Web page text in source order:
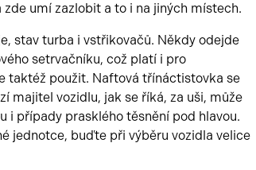
umí zazlobit a to i na jiných místech.
stav turba i vstřikovačů. Někdy odejde
setrvačníku, což platí i pro
taktéž použit. Naftová třínáctistovka se
majitel vozidlu, jak se říká, za uši, může
i případy prasklého těsnění pod hlavou.
jednotce, buďte při výběru vozidla velice